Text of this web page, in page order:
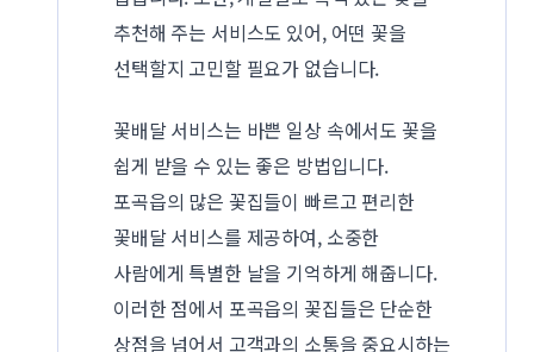
추천해 주는 서비스도 있어, 어떤 꽃을
선택할지 고민할 필요가 없습니다.
꽃배달 서비스는 바쁜 일상 속에서도 꽃을
쉽게 받을 수 있는 좋은 방법입니다.
포곡읍의 많은 꽃집들이 빠르고 편리한
꽃배달 서비스를 제공하여, 소중한
사람에게 특별한 날을 기억하게 해줍니다.
이러한 점에서 포곡읍의 꽃집들은 단순한
상점을 넘어서 고객과의 소통을 중요시하는